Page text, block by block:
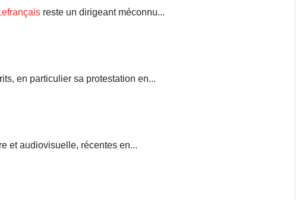
reste un dirigeant méconnu...
en particulier sa protestation en...
et audiovisuelle, récentes en...